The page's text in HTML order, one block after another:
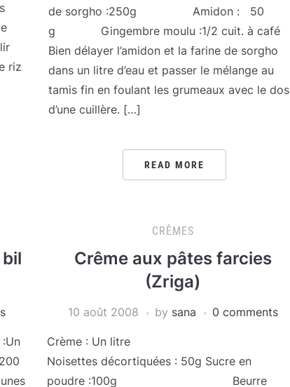
riz
de sorgho :250g Amidon : 50
g Gingembre moulu :1/2 cuit. à café
Bien délayer l’amidon et la farine de sorgho
dans un litre d’eau et passer le mélange au
tamis fin en foulant les grumeaux avec le dos
d’une cuillère. […]
READ MORE
CRÊMES
Crême aux pâtes farcies
(Zriga)
10 août 2008 by sana 0 comments
Crème : Un litre
Noisettes décortiquées : 50g Sucre en
poudre :100g Beurre